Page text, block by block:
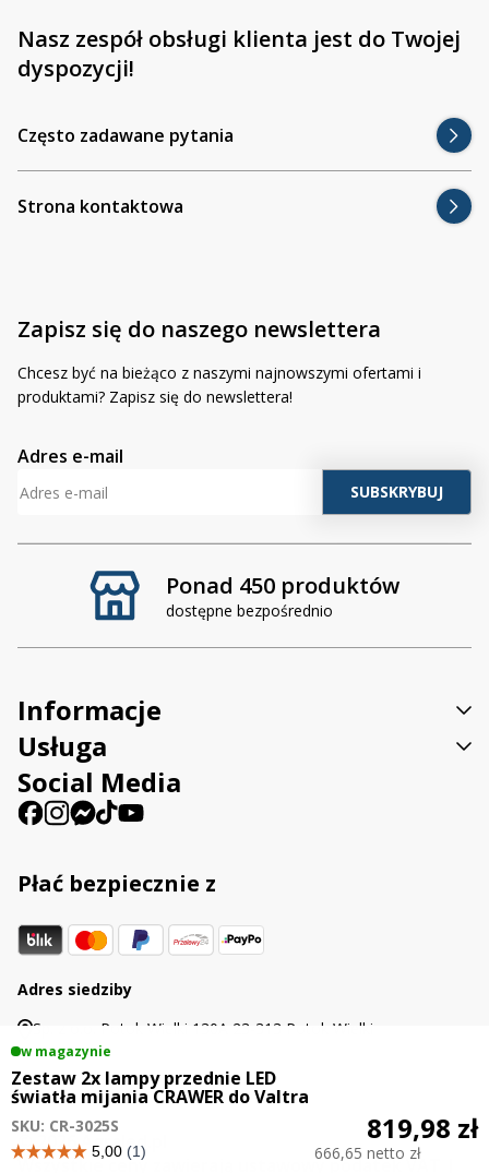
w magazynie
Zestaw 2x lampy przednie LED
światła mijania CRAWER do Valtra
SKU: CR-3025S 819,98 zł
666,65 netto zł
Ponad 450 produktów
dostępne bezpośrednio
Nasz zespół obsługi klienta jest do Twojej
dyspozycji!
Często zadawane pytania
Strona kontaktowa
Zapisz się do naszego newslettera
Chcesz być na bieżąco z naszymi najnowszymi ofertami i
produktami? Zapisz się do newslettera!
Adres e-mail
Informacje
Usługa
Social Media
Płać bezpiecznie z
Adres siedziby
Sp. z o.o. Potok Wielki 130A 23-313 Potok Wielki
© 2026 Agraled.pl
Wszystkie ceny zawierają ustawowy podatek VAT |